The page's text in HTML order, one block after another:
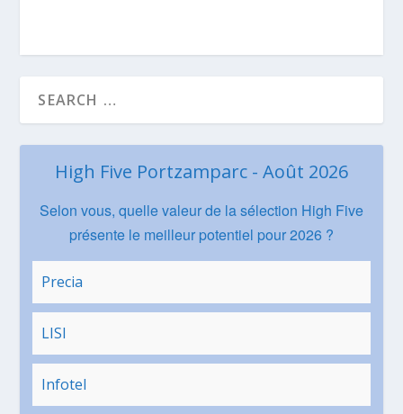
High Five Portzamparc - Août 2026
Selon vous, quelle valeur de la sélection High Five
présente le meilleur potentiel pour 2026 ?
Precia
LISI
Infotel